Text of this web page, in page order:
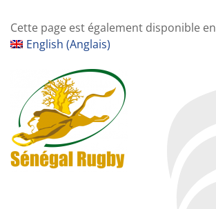
Cette page est également disponible
English (Anglais)